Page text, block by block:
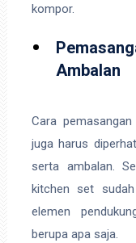
kompor.
Ambalan
Cara
juga harus
serta ambalan.
kitchen set
elemen
berupa apa saja.